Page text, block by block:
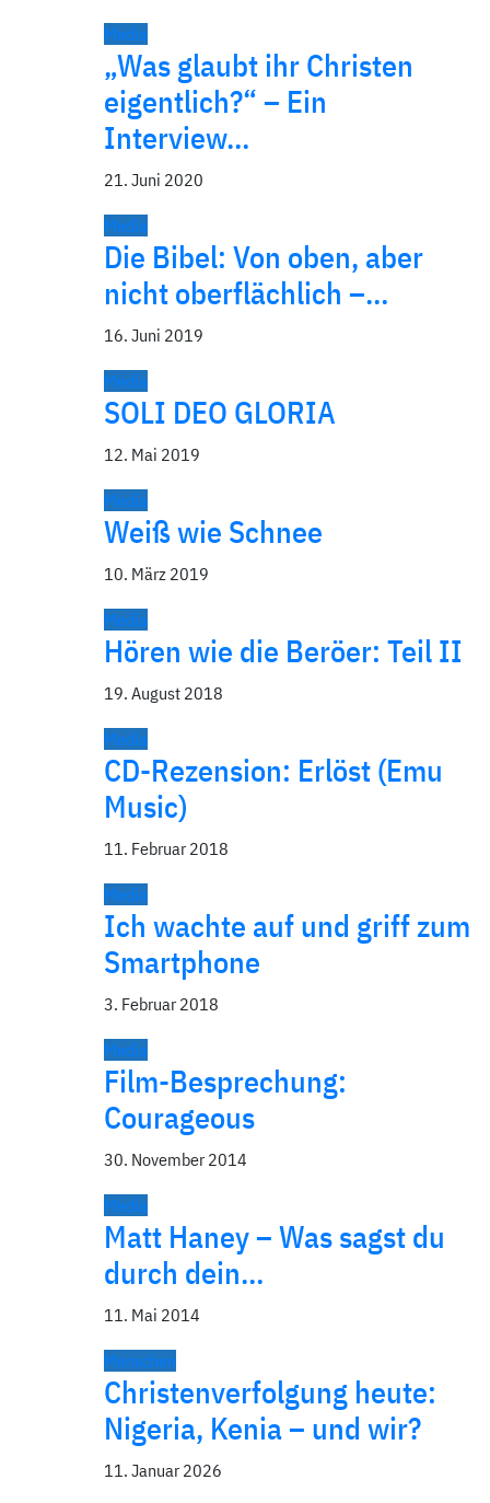
Media
„Was glaubt ihr Christen
eigentlich?“ – Ein
Interview…
21. Juni 2020
Media
Die Bibel: Von oben, aber
nicht oberflächlich –…
16. Juni 2019
Media
SOLI DEO GLORIA
12. Mai 2019
Media
Weiß wie Schnee
10. März 2019
Media
Hören wie die Beröer: Teil II
19. August 2018
Media
CD-Rezension: Erlöst (Emu
Music)
11. Februar 2018
Media
Ich wachte auf und griff zum
Smartphone
3. Februar 2018
Media
Film-Besprechung:
Courageous
30. November 2014
Media
Matt Haney – Was sagst du
durch dein…
11. Mai 2014
Menschen
Christenverfolgung heute:
Nigeria, Kenia – und wir?
11. Januar 2026